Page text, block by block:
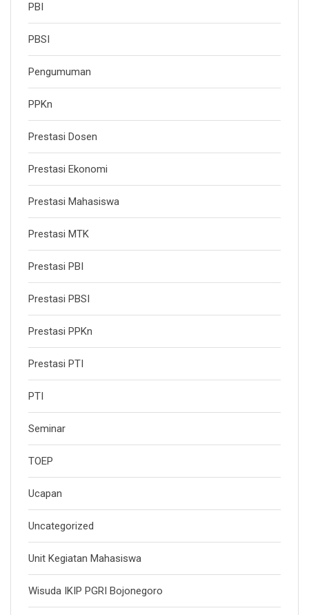
PBI
PBSI
Pengumuman
PPKn
Prestasi Dosen
Prestasi Ekonomi
Prestasi Mahasiswa
Prestasi MTK
Prestasi PBI
Prestasi PBSI
Prestasi PPKn
Prestasi PTI
PTI
Seminar
TOEP
Ucapan
Uncategorized
Unit Kegiatan Mahasiswa
Wisuda IKIP PGRI Bojonegoro